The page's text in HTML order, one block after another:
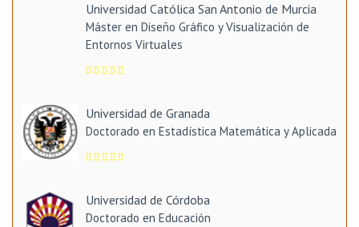
Universidad Católica San Antonio de Murcia
Máster en Diseño Gráfico y Visualización de
Entornos Virtuales
Universidad de Granada
Doctorado en Estadística Matemática y Aplicada
Universidad de Córdoba
Doctorado en Educación